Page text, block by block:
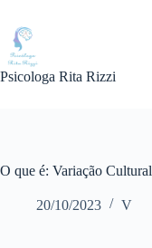
para
conteúdo
Psicologa Rita Rizzi
O que é: Variação Cultural
20/10/2023 V